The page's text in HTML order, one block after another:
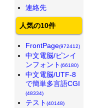
連絡先
人気の10件
FrontPage(972412)
中文電脳/ピンイ
ンフォント (66180)
中文電脳/UTF-8
で簡単多言語CGI
(48334)
テスト (40148)